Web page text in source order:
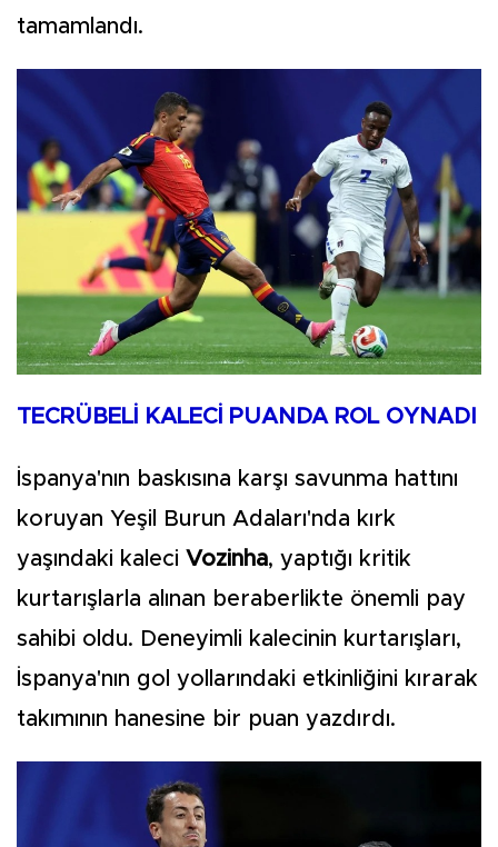
tamamlandı.
TECRÜBELİ KALECİ PUANDA ROL OYNADI
İspanya'nın baskısına karşı savunma hattını
koruyan Yeşil Burun Adaları'nda kırk
yaşındaki kaleci Vozinha, yaptığı kritik
kurtarışlarla alınan beraberlikte önemli pay
sahibi oldu. Deneyimli kalecinin kurtarışları,
İspanya'nın gol yollarındaki etkinliğini kırarak
takımının hanesine bir puan yazdırdı.